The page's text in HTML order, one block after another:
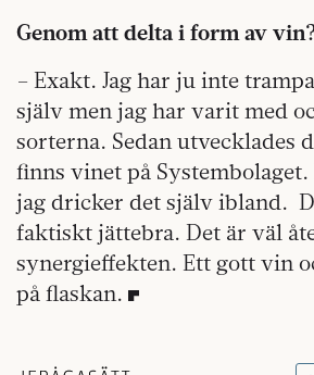
Genom att delta i form av
– Exakt. Jag har ju inte
själv men jag har varit med
sorterna. Sedan utvecklades
finns vinet på
jag dricker det själv ibland.
faktiskt jättebra. Det är väl
synergieffekten. Ett gott vin
på flaskan.